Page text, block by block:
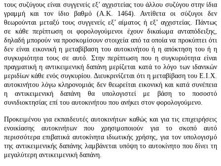
τους συζύγους είναι συγγενείς εξ’ αγχιστείας του άλλου συζύγου στην ίδια
γραμμή και τον ίδιο βαθμό (Α.Κ. 1464). Αντίθετα οι σύζυγοι δεν
θεωρούνται μεταξύ τους συγγενείς εξ’ αίματος ή εξ’ αγχιστείας. Πάντως
σε κάθε περίπτωση οι φορολογούμενοι έχουν δικαίωμα ανταπόδειξης,
δηλαδή μπορούν να προσκομίσουν στοιχεία από τα οποία να προκύπτει ότι
δεν είναι εικονική η μεταβίβαση του αυτοκινήτου ή η απόκτηση του ή η
συγκυριότητα τους σε αυτό. Στην περίπτωση που η συγκυριότητα είναι
πραγματική η αντικειμενική δαπάνη μερίζεται κατά το λόγο των ιδανικών
μεριδίων κάθε ενός συγκυρίου. Διευκρινίζεται ότι η μεταβίβαση του Ε.Ι.Χ.
αυτοκινήτου λόγω κληρονομιάς δεν θεωρείται εικονική και κατά συνέπεια
η αντικειμενική δαπάνη θα υπολογιστεί με βάση το ποσοστό
συνιδιοκτησίας επί του αυτοκινήτου που ανήκει στον φορολογούμενο.
Προκειμένου για εκπαιδευτές αυτοκινήτων καθώς και για τις επιχειρήσεις
ενοικίασης αυτοκινήτων που χρησιμοποιούν για το σκοπό αυτό
περισσότερα επιβατικά αυτοκίνητα ιδιωτικής χρήσης, για τον υπολογισμό
της αντικειμενικής δαπάνης λαμβάνεται υπόψη το αυτοκίνητο που δίνει τη
μεγαλύτερη αντικειμενική δαπάνη.